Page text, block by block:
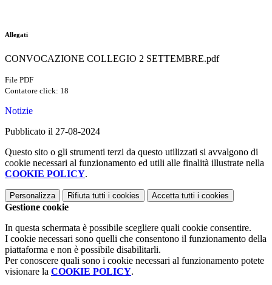
Allegati
CONVOCAZIONE COLLEGIO 2 SETTEMBRE.pdf
File PDF
Contatore click: 18
Notizie
Pubblicato il 27-08-2024
Questo sito o gli strumenti terzi da questo utilizzati si avvalgono di
cookie necessari al funzionamento ed utili alle finalità illustrate nella
COOKIE POLICY.
Personalizza Rifiuta tutti i cookies Accetta tutti i cookies
Gestione cookie
In questa schermata è possibile scegliere quali cookie consentire.
I cookie necessari sono quelli che consentono il funzionamento della
piattaforma e non è possibile disabilitarli.
Per conoscere quali sono i cookie necessari al funzionamento potete
visionare la COOKIE POLICY.